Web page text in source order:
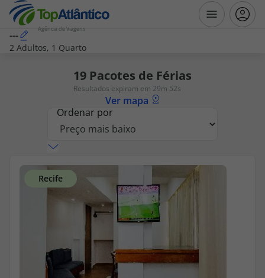
Agência de Viagens
Voos + Hotel
Pacotes de Férias
Disneyland ® Paris
Escapadinhas
---
2 Adultos, 1 Quarto
19 Pacotes de Férias
Resultados expiram em 29m 51s
Ver mapa
Ordenar por